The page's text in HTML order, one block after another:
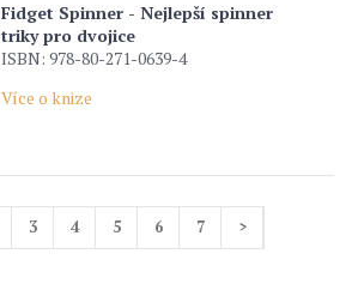
Fidget Spinner - Nejlepší spinner
triky pro dvojice
ISBN: 978-80-271-0639-4
Více o knize
3 4 5 6 7 >